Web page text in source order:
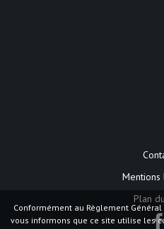
Conformément au Règlement
vous informons que ce site utilise les
Mentions
Plan